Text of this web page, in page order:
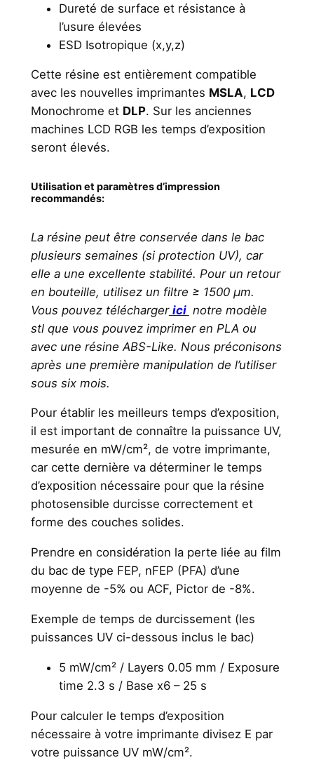
Dureté de surface et résistance à
l’usure élevées
ESD Isotropique (x,y,z)
Cette résine est entièrement compatible
avec les nouvelles imprimantes MSLA, LCD
Monochrome et DLP. Sur les anciennes
machines LCD RGB les temps d’exposition
seront élevés.
Utilisation et paramètres d’impression
recommandés:
La résine peut être conservée dans le bac
plusieurs semaines (si protection UV), car
elle a une excellente stabilité. Pour un retour
en bouteille, utilisez un filtre ≥ 1500 µm.
Vous pouvez télécharger ici notre modèle
stl que vous pouvez imprimer en PLA ou
avec une résine ABS-Like. Nous préconisons
après une première manipulation de l’utiliser
sous six mois.
Pour établir les meilleurs temps d’exposition,
il est important de connaître la puissance UV,
mesurée en mW/cm², de votre imprimante,
car cette dernière va déterminer le temps
d’exposition nécessaire pour que la résine
photosensible durcisse correctement et
forme des couches solides.
Prendre en considération la perte liée au film
du bac de type FEP, nFEP (PFA) d’une
moyenne de -5% ou ACF, Pictor de -8%.
Exemple de temps de durcissement (les
puissances UV ci-dessous inclus le bac)
5 mW/cm² / Layers 0.05 mm / Exposure
time 2.3 s / Base x6 – 25 s
Pour calculer le temps d’exposition
nécessaire à votre imprimante divisez E par
votre puissance UV mW/cm².